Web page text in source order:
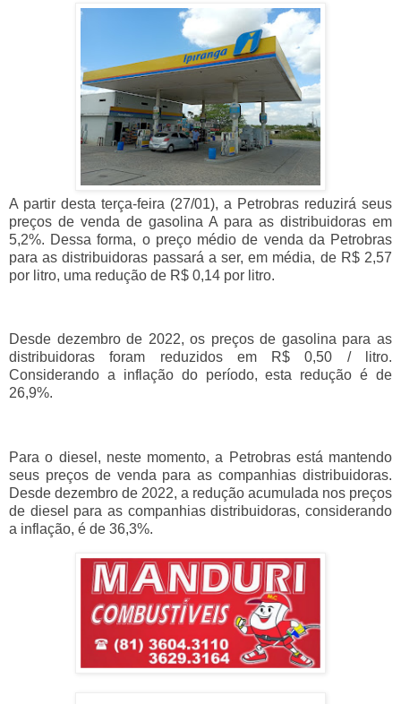
A partir desta terça-feira (27/01), a Petrobras reduzirá seus
preços de venda de gasolina A para as distribuidoras em
5,2%. Dessa forma, o preço médio de venda da Petrobras
para as distribuidoras passará a ser, em média, de R$ 2,57
por litro, uma redução de R$ 0,14 por litro.
Desde dezembro de 2022, os preços de gasolina para as
distribuidoras foram reduzidos em R$ 0,50 / litro.
Considerando a inflação do período, esta redução é de
26,9%.
Para o diesel, neste momento, a Petrobras está mantendo
seus preços de venda para as companhias distribuidoras.
Desde dezembro de 2022, a redução acumulada nos preços
de diesel para as companhias distribuidoras, considerando
a inflação, é de 36,3%.